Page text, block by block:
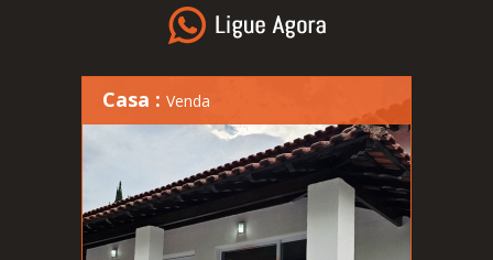
Casa : Venda